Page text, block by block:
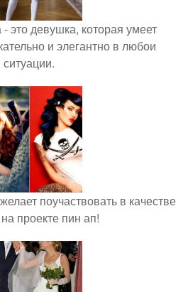
это девушка, которая умеет
и элегантно в любои
ситуации.
поучаствовать в качестве
проекте пин ап!